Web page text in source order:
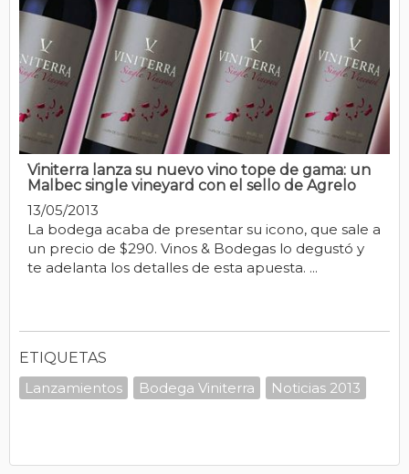
Viniterra lanza su nuevo vino tope de gama: un
Malbec single vineyard con el sello de Agrelo
13/05/2013
La bodega acaba de presentar su icono, que sale a
un precio de $290. Vinos & Bodegas lo degustó y
te adelanta los detalles de esta apuesta. ...
ETIQUETAS
Lanzamientos
Bodega Viniterra Noticias 2013